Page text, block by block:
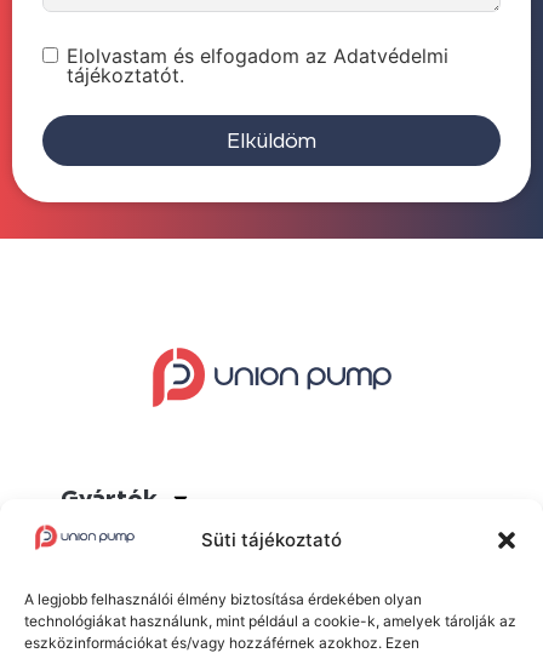
Süti tájékoztató
A legjobb felhasználói élmény biztosítása érdekében olyan
technológiákat használunk, mint például a cookie-k, amelyek tárolják az
eszközinformációkat és/vagy hozzáférnek azokhoz. Ezen
Elolvastam és elfogadom az Adatvédelmi
tájékoztatót.
Elküldöm
Gyártók
Blog